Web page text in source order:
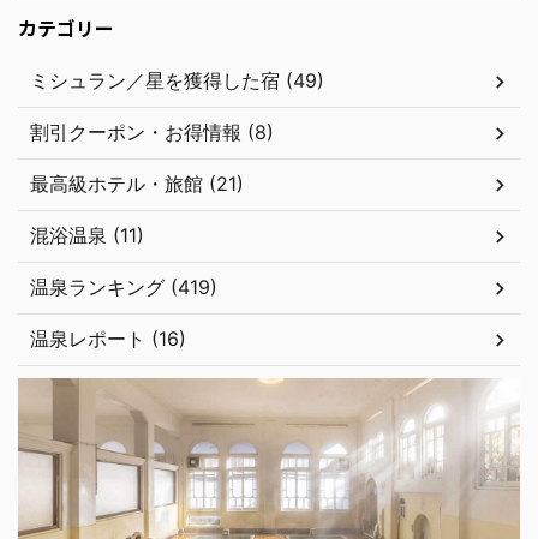
カテゴリー
ミシュラン／星を獲得した宿 (49)
割引クーポン・お得情報 (8)
最高級ホテル・旅館 (21)
混浴温泉 (11)
温泉ランキング (419)
温泉レポート (16)